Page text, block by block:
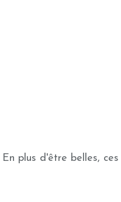
En plus d'être belles,